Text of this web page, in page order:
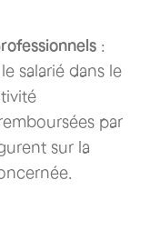
:
salarié dans le
par
sur la